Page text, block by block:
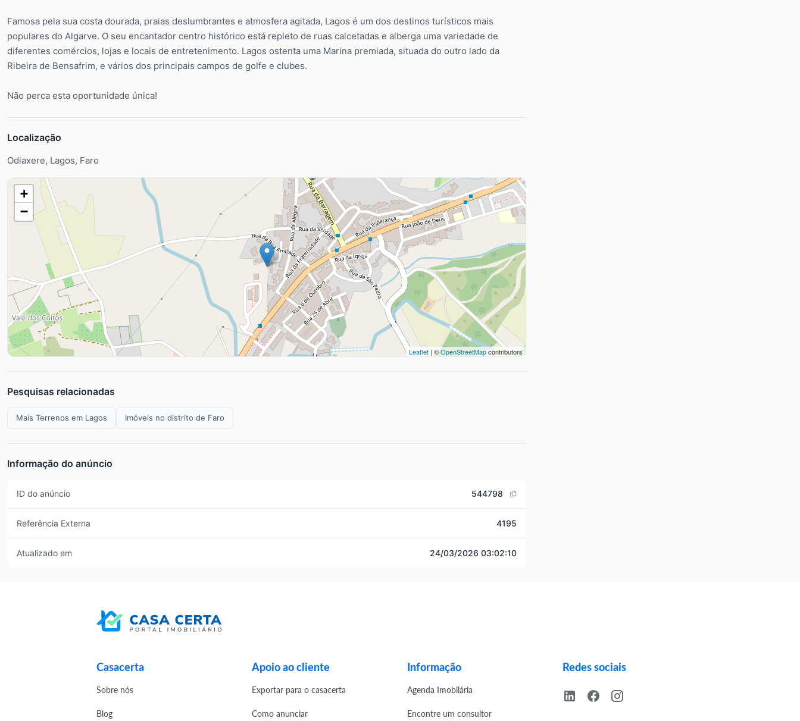
Famosa pela sua costa dourada, praias deslumbrantes e atmosfera agitada, Lagos é um dos destinos turísticos mais
populares do Algarve. O seu encantador centro histórico está repleto de ruas calcetadas e alberga uma variedade de
diferentes comércios, lojas e locais de entretenimento. Lagos ostenta uma Marina premiada, situada do outro lado da
Ribeira de Bensafrim, e vários dos principais campos de golfe e clubes.
Não perca esta oportunidade única!
Localização
Odiaxere, Lagos, Faro
+
−
Leaflet | ©OpenStreetMapcontributors
Pesquisas relacionadas
Mais Terrenos em Lagos Imóveis no distrito de Faro
Informação do anúncio
ID do anúncio 544798
Referência Externa 4195
Atualizado em 24/03/2026 03:02:10
Casacerta
Sobre nós
Blog
Apoio ao cliente
Exportar para o casacerta
Como anunciar
Informação
Agenda Imobilária
Encontre um consultor
Redes sociais